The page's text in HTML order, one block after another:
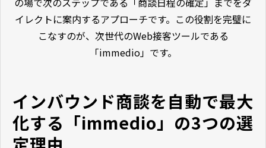
イレクトに案内するアプローチです。この役割を完璧に
こなすのが、次世代のWeb接客ツールである
「immedio」です。
インバウンド商談を自動で最大
化する「immedio」の3つの選